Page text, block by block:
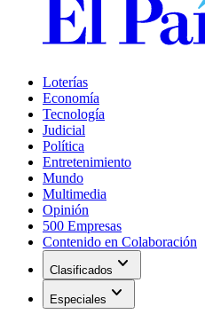
Loterías
Economía
Tecnología
Judicial
Política
Entretenimiento
Mundo
Multimedia
Opinión
500 Empresas
Contenido en Colaboración
Clasificados expand_more
Especiales expand_more